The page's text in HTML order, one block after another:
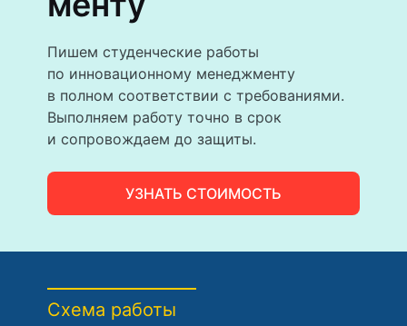
Пишем студенческие работы
по инновационному менеджменту
в полном соответствии с требованиями.
Выполняем работу точно в срок
и сопровождаем до защиты.
УЗНАТЬ СТОИМОСТЬ
Схема работы